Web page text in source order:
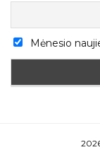
Mėnesio